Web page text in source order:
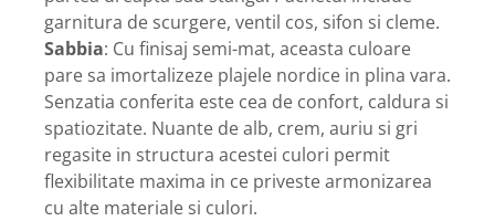
garnitura de scurgere, ventil cos, sifon si cleme.
Sabbia: Cu finisaj semi-mat, aceasta culoare
pare sa imortalizeze plajele nordice in plina vara.
Senzatia conferita este cea de confort, caldura si
spatiozitate. Nuante de alb, crem, auriu si gri
regasite in structura acestei culori permit
flexibilitate maxima in ce priveste armonizarea
cu alte materiale si culori.